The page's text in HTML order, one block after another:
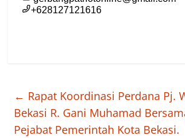
← Rapat Koordinasi Perdana Pj.
Bekasi R. Gani Muhamad
Pejabat Pemerintah Kota Bekasi.